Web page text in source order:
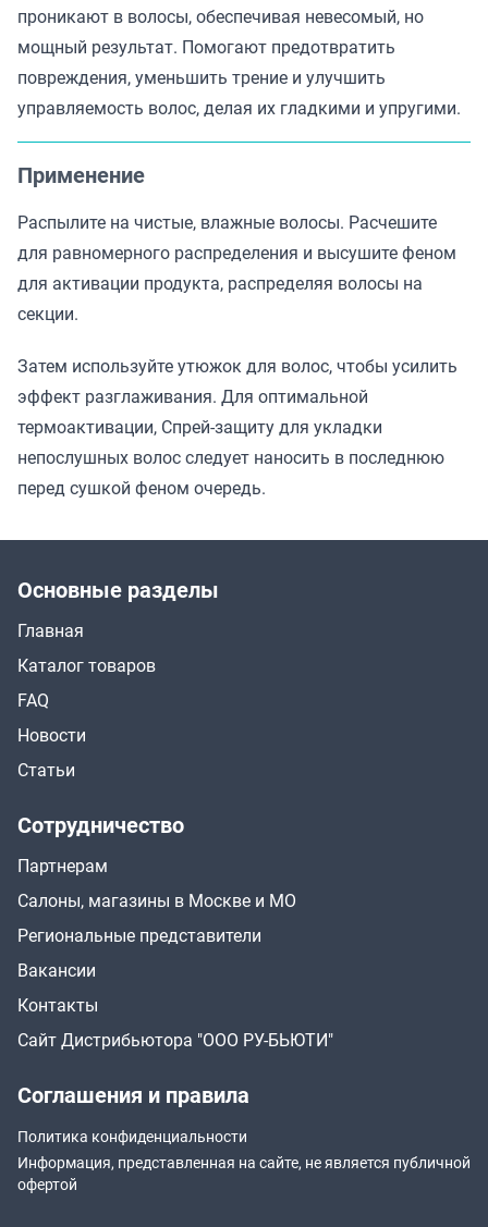
проникают в волосы, обеспечивая невесомый, но
мощный результат. Помогают предотвратить
повреждения, уменьшить трение и улучшить
управляемость волос, делая их гладкими и упругими.
Применение
Распылите на чистые, влажные волосы. Расчешите
для равномерного распределения и высушите феном
для активации продукта, распределяя волосы на
секции.
Затем используйте утюжок для волос, чтобы усилить
эффект разглаживания. Для оптимальной
термоактивации, Спрей-защиту для укладки
непослушных волос следует наносить в последнюю
перед сушкой феном очередь.
Основные разделы
Главная
Каталог товаров
FAQ
Новости
Статьи
Сотрудничество
Партнерам
Салоны, магазины в Москве и МО
Региональные представители
Вакансии
Контакты
Сайт Дистрибьютора "ООО РУ-БЬЮТИ"
Соглашения и правила
Политика конфиденциальности
Информация, представленная на сайте, не является публичной
офертой